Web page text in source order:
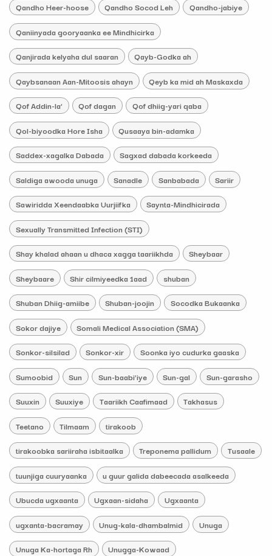
Qandho Heer-hoose Qandho Socod Leh Qandho-jabiye
Qaniinyada gooryaanka ee Mindhicirka
Qanjirada kelyaha dul saaran Qayb-Godka ah
Qaybsanaan Aan-Mitoosis ahayn Qeyb ka mid ah Maskaxda
Qof Addin-la’ Qof dagan Qof dhiig-yari qaba
Qol-biyoodka Hore Isha Qusaaya bin-adamka
Saddex-xagalka Dabada Sagxad dabada korkeeda
Saldiga awooda unuga Sanadle Sanbabada Sariir
Sawiridda Xeendaabka Uurjiifka Saynta-Mindhicirada
Sexually Transmitted Infection (STI)
Shay khalad ahaan u dhaca xagga taariikhda Sheybaar
Sheybaare Shir cilmiyeedka 1aad shuban
Shuban Dhiig-amiibe Shuban-joojin Socodka Bukaanka
Sokor dajiye Somali Medical Association (SMA)
Sonkor-silsilad Sonkor-xir Soonka iyo cudurka gaaska
Sumoobid Sun Sun-baabi’iye Sun-gal Sun-garasho
Suuxin Suuxiye Taariikh Caafimaad Takhasus
Teetano Tilmaam tirakoob
tirakoobka sariiraha isbitaalka Treponema pallidum Tusaale
tuunjiga cuuryaanka u guur galida dabeecada asalkeeda
Ubucda ugxaanta Ugxaan-sidaha Ugxaanta
ugxanta-bacramay Unug-kala-dhambalmid Unuga
Unuga Ka-hortaga Rh Unugga-Kowaad